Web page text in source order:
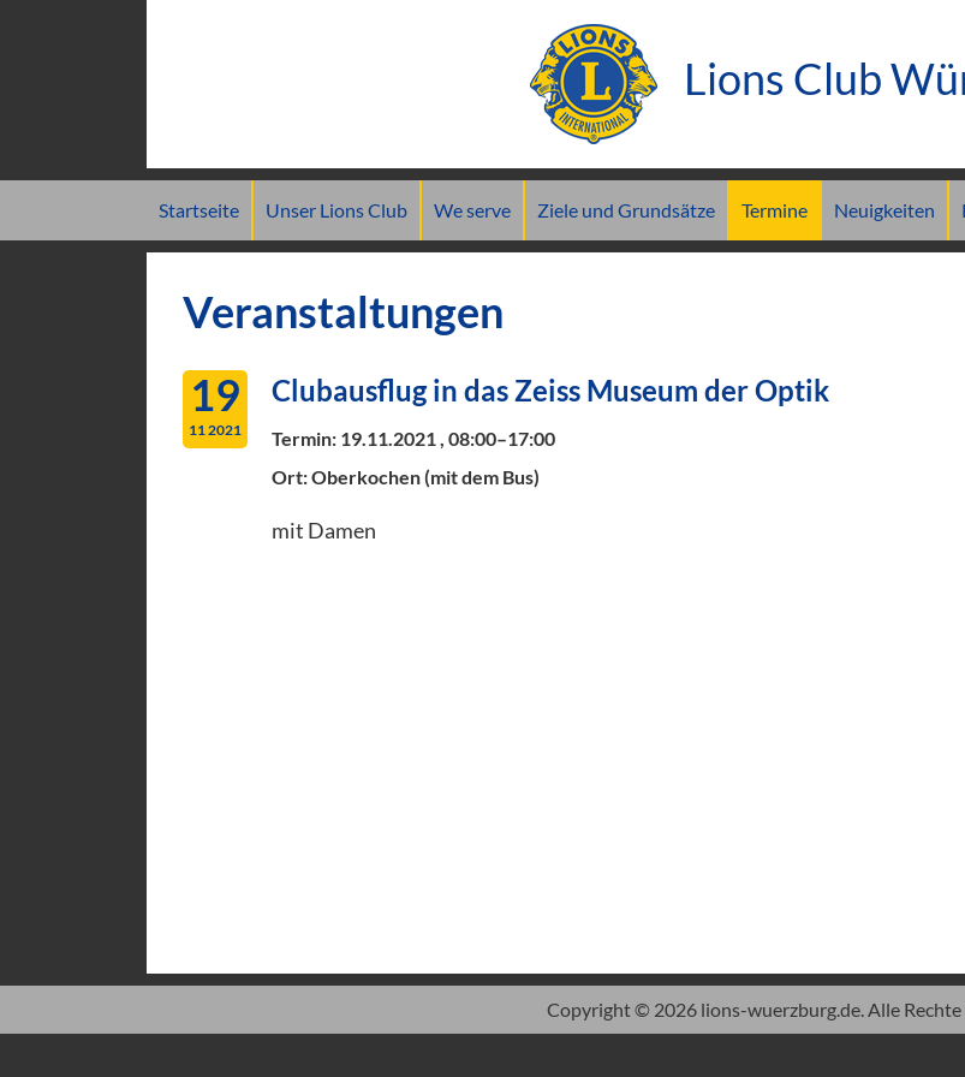
Lions Club
Startseite Unser Lions Club We serve Ziele und Grundsätze Termine Neuigkeiten
Veranstaltungen
19
11 2021
Clubausflug in das Zeiss Museum der Optik
Termin: 19.11.2021 , 08:00–17:00
Ort: Oberkochen (mit dem Bus)
mit Damen
Copyright © 2026 lions-wuerzburg.de. Alle